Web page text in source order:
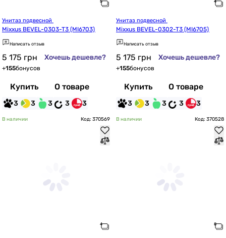
Mixxus BEVEL-0303-T3 (MI6703)
Написать отзыв
5 175 грн Хочешь дешевле?
+155бонусов
Купить О товаре
3 3 3 3 3
Mixxus BEVEL-0302-T3 (MI6705)
Написать отзыв
5 175 грн Хочешь дешевле?
+155бонусов
Купить О товаре
3 3 3 3 3
В наличии Код: 370569 В наличии Код: 370528